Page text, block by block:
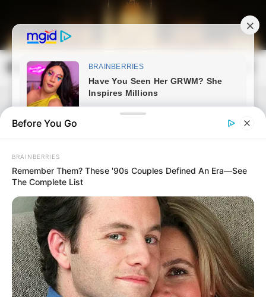
content
Magyarország Kincsei
Search
Before You Go
BRAINBERRIES
Remember Them? These '90s Couples Defined An Era—See
The Complete List